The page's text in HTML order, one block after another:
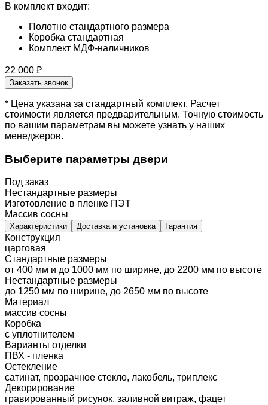
В комплект входит:
Полотно стандартного размера
Коробка стандартная
Комплект МДФ-наличников
22 000 ₽
Заказать звонок
* Цена указана за стандартный комплект. Расчет
стоимости является предварительным. Точную стоимость
по вашим параметрам вы можете узнать у наших
менеджеров.
Выберите параметры двери
Под заказ
Нестандартные размеры
Изготовление в пленке ПЭТ
Массив сосны
Характеристики Доставка и установка Гарантия
Конструкция
царговая
Стандартные размеры
от 400 мм и до 1000 мм по ширине, до 2200 мм по высоте
Нестандартные размеры
до 1250 мм по ширине, до 2650 мм по высоте
Материал
массив сосны
Коробка
с уплотнителем
Варианты отделки
ПВХ - пленка
Остекление
сатинат, прозрачное стекло, лакобель, триплекс
Декорирование
гравированный рисунок, заливной витраж, фацет